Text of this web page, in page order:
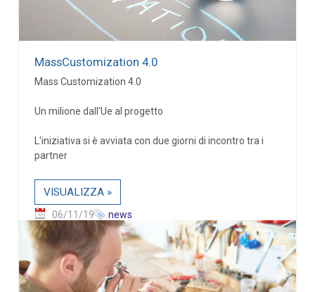
MassCustomization 4.0
Mass Customization 4.0
Un milione dall'Ue al progetto
L'iniziativa si è avviata con due giorni di incontro tra i
partner
VISUALIZZA »
06/11/19 news